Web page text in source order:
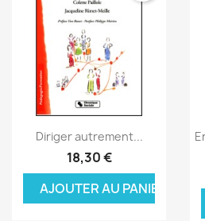
Aperçu rapide
Diriger autrement...
18,30 €
AJOUTER AU PANIER